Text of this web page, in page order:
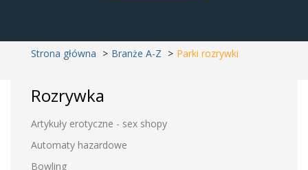
Strona główna Branże A-Z Parki rozrywki
Rozrywka
Artykuły erotyczne - sex shopy
Automaty hazardowe
Bowling